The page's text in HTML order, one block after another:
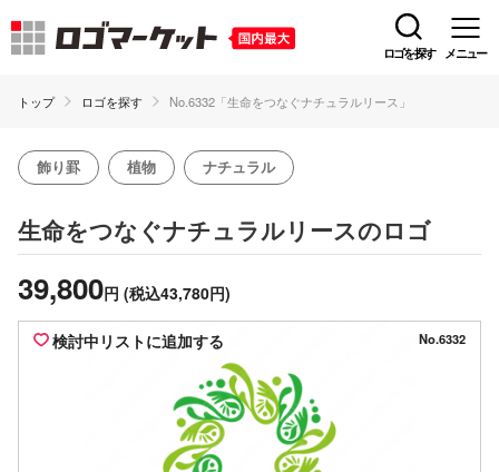
ロゴを探す メニュー
トップ ロゴを探す No.6332「生命をつなぐナチュラルリース」
飾り罫 植物 ナチュラル
生命をつなぐナチュラルリースのロゴ
39,800円 (税込43,780円)
検討中リストに追加する No.6332